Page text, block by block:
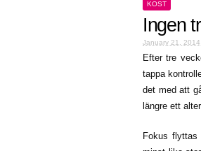
KOST
Ingen
January 21,
Efter tre
tappa
det med att
längre ett
Fokus flyttas